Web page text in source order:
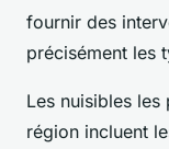
fournir des
précisément les
Les nuisibles
région incluent